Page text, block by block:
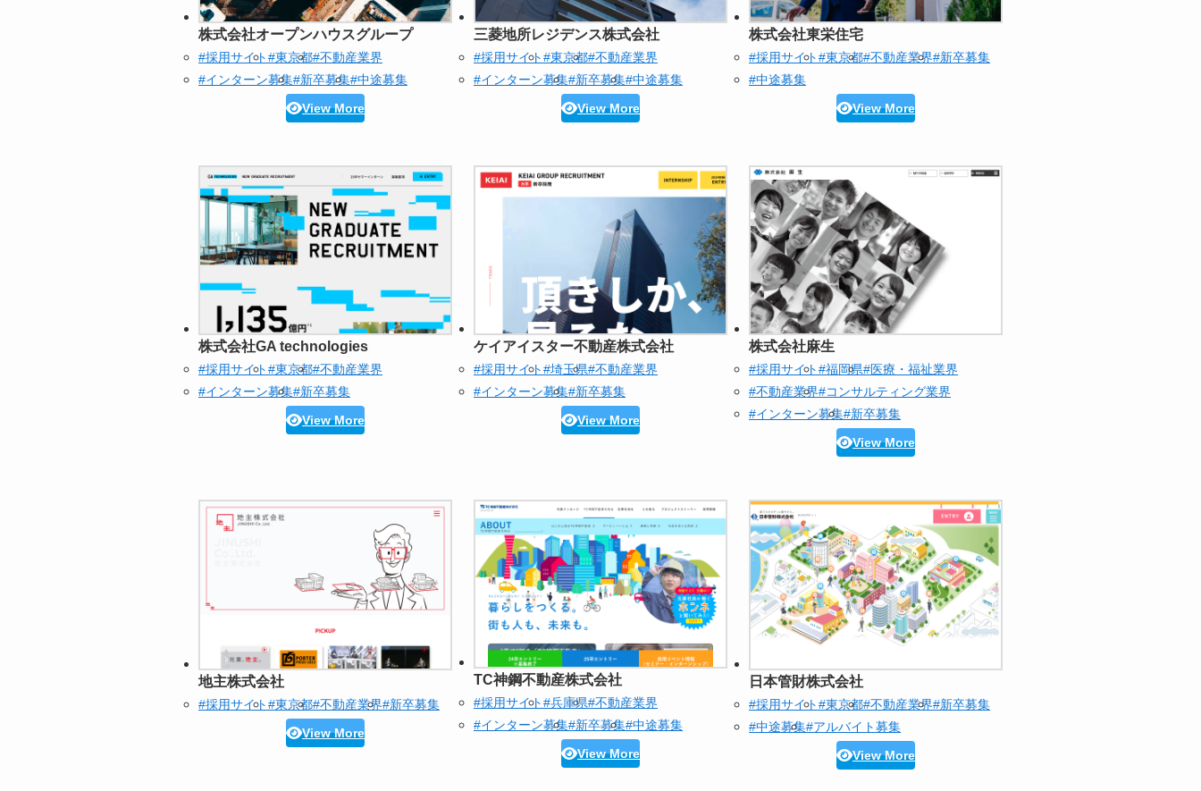
株式会社オープンハウスグループ
#採用サイト#東京都#不動産業界
#インターン募集#新卒募集#中途募集
View More
三菱地所レジデンス株式会社
#採用サイト#東京都#不動産業界
#インターン募集#新卒募集#中途募集
View More
株式会社東栄住宅
#採用サイト#東京都#不動産業界#新卒募集
#中途募集
View More
株式会社GA technologies
#採用サイト#東京都#不動産業界
#インターン募集#新卒募集
View More
ケイアイスター不動産株式会社
#採用サイト#埼玉県#不動産業界
#インターン募集#新卒募集
View More
株式会社麻生
#採用サイト#福岡県#医療・福祉業界
#不動産業界#コンサルティング業界
#インターン募集#新卒募集
View More
地主株式会社
#採用サイト#東京都#不動産業界#新卒募集
View More
TC神鋼不動産株式会社
#採用サイト#兵庫県#不動産業界
#インターン募集#新卒募集#中途募集
View More
日本管財株式会社
#採用サイト#東京都#不動産業界#新卒募集
#中途募集#アルバイト募集
View More